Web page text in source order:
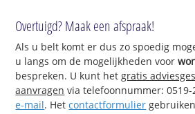
Overtuigd? Maak een afspraak!
Als u belt komt er dus zo spoedig
u langs om de mogelijkheden voor
bespreken. U kunt hetgratis
aanvragen via telefoonnummer:
e-mail. Hetcontactformulier